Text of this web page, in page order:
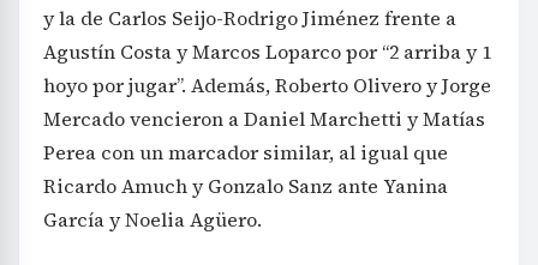
y la de Carlos Seijo-Rodrigo Jiménez frente a
Agustín Costa y Marcos Loparco por “2 arriba y 1
hoyo por jugar”. Además, Roberto Olivero y Jorge
Mercado vencieron a Daniel Marchetti y Matías
Perea con un marcador similar, al igual que
Ricardo Amuch y Gonzalo Sanz ante Yanina
García y Noelia Agüero.